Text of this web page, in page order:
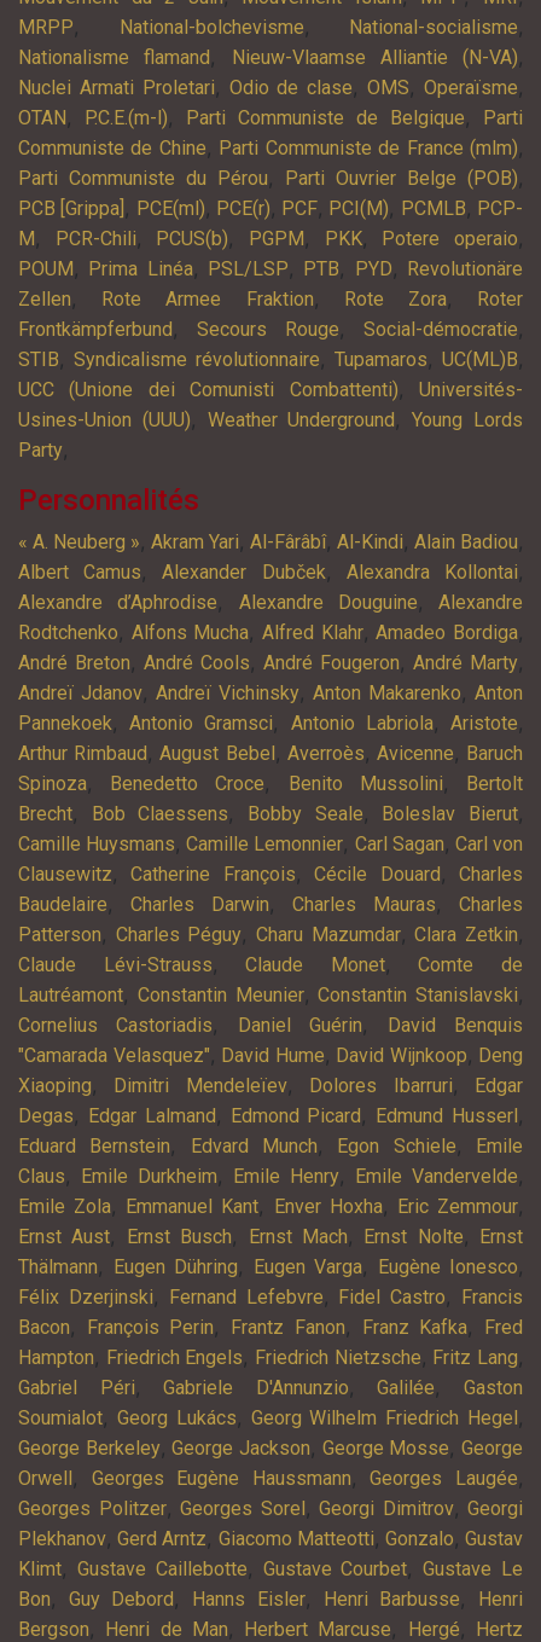
MRPP, National-bolchevisme, National-socialisme,
Nationalisme flamand , Nieuw-Vlaamse Alliantie (N-VA),
Nuclei Armati Proletari, Odio de clase,OMS,Operaïsme,
OTAN , P.C.E.(m-l), Parti Communiste de Belgique,
Parti
Communiste de Chine, Parti Communiste de France (mlm),
Parti Communiste du Pérou, Parti Ouvrier Belge (POB),
PCB [Grippa] , PCE(ml), PCE(r), PCF, PCI(M), PCMLB, PCP-
M , PCR-Chili, PCUS(b), PGPM , PKK, Potere operaio,
POUM , Prima Linéa, PSL/LSP, PTB, PYD,
Revolutionäre
Zellen, Rote Armee Fraktion, Rote Zora,
Roter
Frontkämpferbund , Secours Rouge, Social-démocratie,
STIB, Syndicalisme révolutionnaire, Tupamaros, UC(ML)B,
UCC (Unione dei Comunisti Combattenti),Universités-
Usines-Union (UUU), Weather Underground ,Young Lords
Party,
Personnalités
« A. Neuberg », Akram Yari, Al-Fârâbî, Al-Kindi, Alain Badiou,
Albert Camus,Alexander Dubček, Alexandra Kollontai,
Alexandre d’Aphrodise, Alexandre Douguine, Alexandre
Rodtchenko, Alfons Mucha,Alfred Klahr,Amadeo Bordiga,
André Breton, André Cools, André Fougeron, André Marty,
Andreï Jdanov, Andreï Vichinsky, Anton Makarenko, Anton
Pannekoek,Antonio Gramsci, Antonio Labriola,Aristote,
Arthur Rimbaud ,August Bebel , Averroès, Avicenne, Baruch
Spinoza, Benedetto Croce, Benito Mussolini,
Bertolt
Brecht, Bob Claessens, Bobby Seale, Boleslav Bierut,
Camille Huysmans,Camille Lemonnier, Carl Sagan, Carl von
Clausewitz,Catherine François,Cécile Douard ,Charles
Baudelaire, Charles Darwin, Charles Mauras, Charles
Patterson, Charles Péguy,Charu Mazumdar,Clara Zetkin,
Claude Lévi-Strauss,Claude Monet,Comte de
Lautréamont, Constantin Meunier,Constantin Stanislavski,
Cornelius Castoriadis, Daniel Guérin,
David Benquis
"Camarada Velasquez", David Hume, David Wijnkoop, Deng
Xiaoping, Dimitri Mendeleïev, Dolores Ibarruri,
Edgar
Degas, Edgar Lalmand , Edmond Picard , Edmund Husserl ,
Eduard Bernstein, Edvard Munch, Egon Schiele,
Emile
Claus, Emile Durkheim, Emile Henry, Emile Vandervelde,
Emile Zola, Emmanuel Kant, Enver Hoxha, Eric Zemmour,
Ernst Aust, Ernst Busch, Ernst Mach, Ernst Nolte,
Ernst
Thälmann, Eugen Dühring, Eugen Varga, Eugène Ionesco,
Félix Dzerjinski, Fernand Lefebvre, Fidel Castro,
Francis
Bacon, François Perin, Frantz Fanon, Franz Kafka,
Fred
Hampton, Friedrich Engels, Friedrich Nietzsche, Fritz Lang,
Gabriel Péri,Gabriele D'Annunzio,Galilée,Gaston
Soumialot, Georg Lukács, Georg Wilhelm Friedrich Hegel ,
George Berkeley,George Jackson, George Mosse,George
Orwell , Georges Eugène Haussmann,Georges Laugée,
Georges Politzer, Georges Sorel , Georgi Dimitrov, Georgi
Plekhanov,Gerd Arntz, Giacomo Matteotti, Gonzalo,Gustav
Klimt, Gustave Caillebotte, Gustave Courbet,Gustave Le
Bon, Guy Debord , Hanns Eisler, Henri Barbusse,
Henri
Bergson, Henri de Man, Herbert Marcuse, Hergé, Hertz